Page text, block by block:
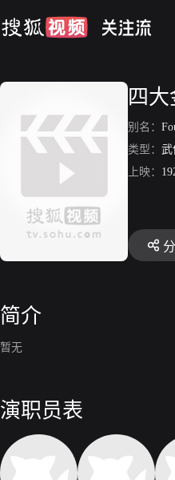
四大
别名：
类型： 武
上映：
简介
暂无
演职员表